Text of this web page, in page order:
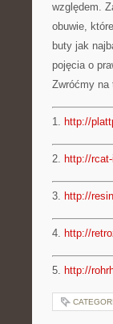
względem.
obuwie,
buty jak
pojęcia o
Zwróćmy na
1. http://
2. http://
3. http://
4. http://
5. http://